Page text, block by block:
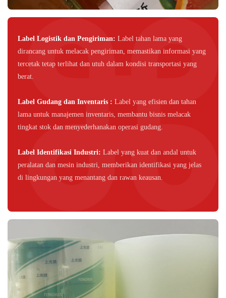
Label Logistik dan Pengiriman: Label tahan lama yang
dirancang untuk melacak pengiriman, memastikan informasi yang
tercetak tetap terlihat dan utuh dalam kondisi transportasi yang
berat.
Label Gudang dan Inventaris : Label yang efisien dan tahan
lama untuk manajemen inventaris, membantu bisnis melacak
tingkat stok dan menyederhanakan operasi gudang.
Label Identifikasi Industri: Label yang kuat dan andal untuk
peralatan dan mesin industri, memberikan identifikasi yang jelas
di lingkungan yang menantang dan rawan keausan.